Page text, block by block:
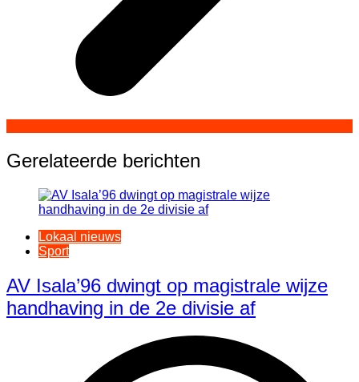
Gerelateerde berichten
Lokaal nieuws
Sport
AV Isala’96 dwingt op magistrale wijze
handhaving in de 2e divisie af